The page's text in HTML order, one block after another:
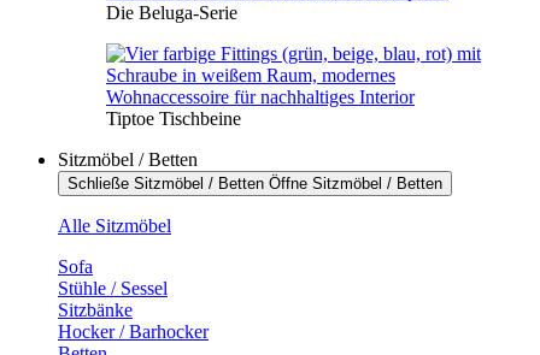
Die Beluga-Serie
Tiptoe Tischbeine
Sitzmöbel / Betten
Schließe Sitzmöbel / Betten Öffne Sitzmöbel / Betten
Alle Sitzmöbel
Sofa
Stühle / Sessel
Sitzbänke
Hocker / Barhocker